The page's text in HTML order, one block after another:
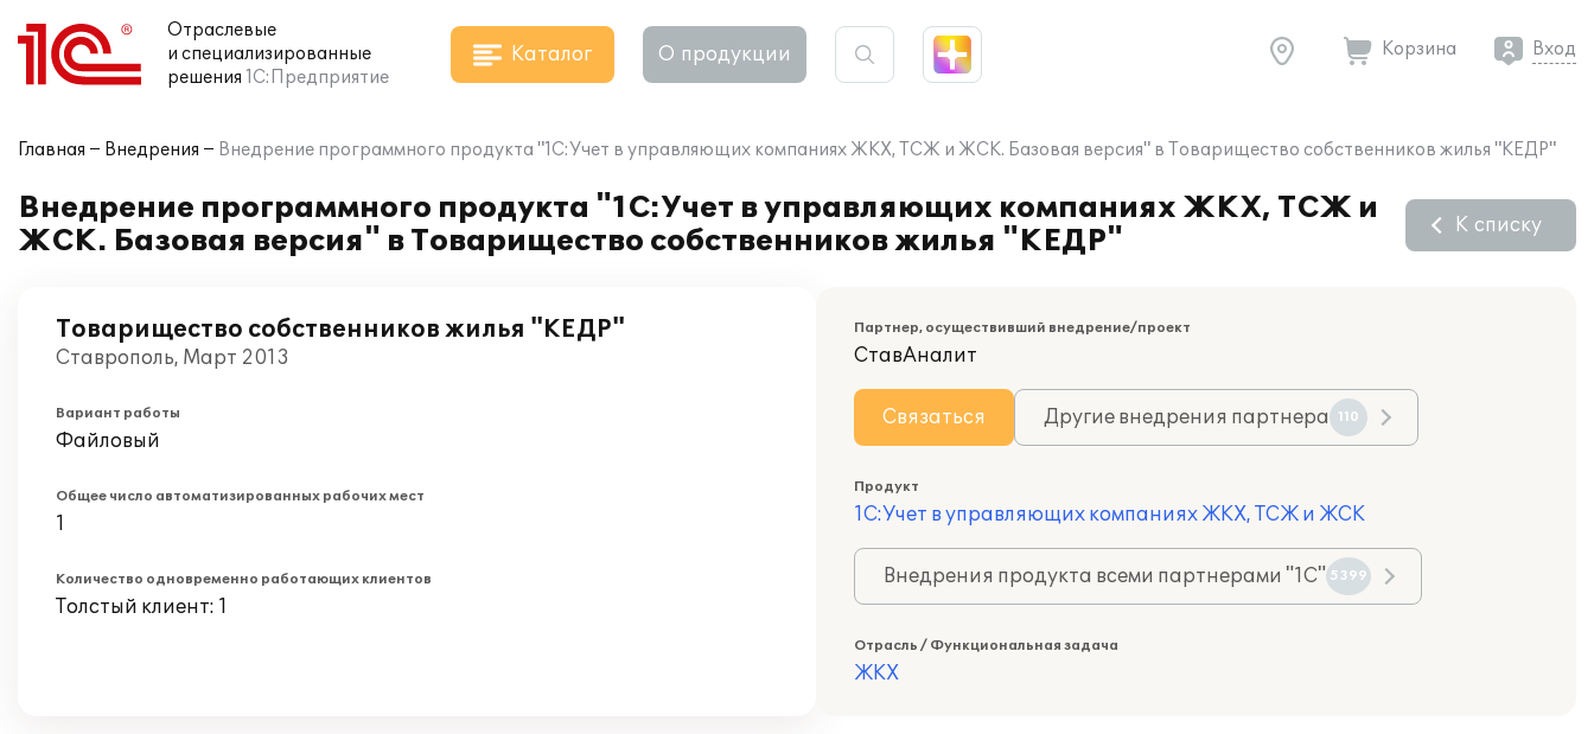
Отраслевые
и специализированные
решения 1С:Предприятие
Каталог О продукции Корзина Вход
Главная Внедрения Внедрение программного продукта "1С:Учет в управляющих компаниях ЖКХ, ТСЖ и ЖСК. Базовая версия" в Товарищество собственников жилья "КЕДР"
Внедрение программного продукта "1С:Учет в управляющих компаниях ЖКХ, ТСЖ и
ЖСК. Базовая версия" в Товарищество собственников жилья "КЕДР"
К списку
Товарищество собственников жилья "КЕДР"
Ставрополь, Март 2013
Вариант работы
Файловый
Общее число автоматизированных рабочих мест
1
Количество одновременно работающих клиентов
Толстый клиент: 1
Партнер, осуществивший внедрение/проект
СтавАналит
Связаться Другие внедрения партнера 110
Продукт
1С:Учет в управляющих компаниях ЖКХ, ТСЖ и ЖСК
Внедрения продукта всеми партнерами "1С" 5399
Отрасль / Функциональная задача
ЖКХ